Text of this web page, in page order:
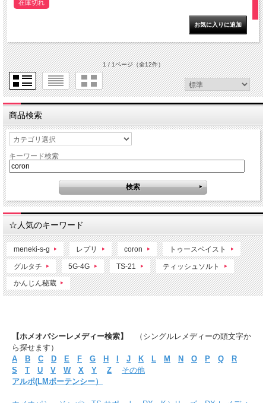
在庫切れ
1 / 1ページ（全12件）
商品検索
キーワード検索
☆人気のキーワード
meneki-s-g レプリ coron トゥースペイスト
グルタチ 5G-4G TS-21 ティッシュソルト
かんじん秘蔵
【ホメオパシーレメディー検索】
（シングルレメディーの頭文字か
ら探せます）
A
B C D E F G H J K L M N O P Q
R
S
T U V W X Y Z
その他
アルポ(LMポーテンシー）